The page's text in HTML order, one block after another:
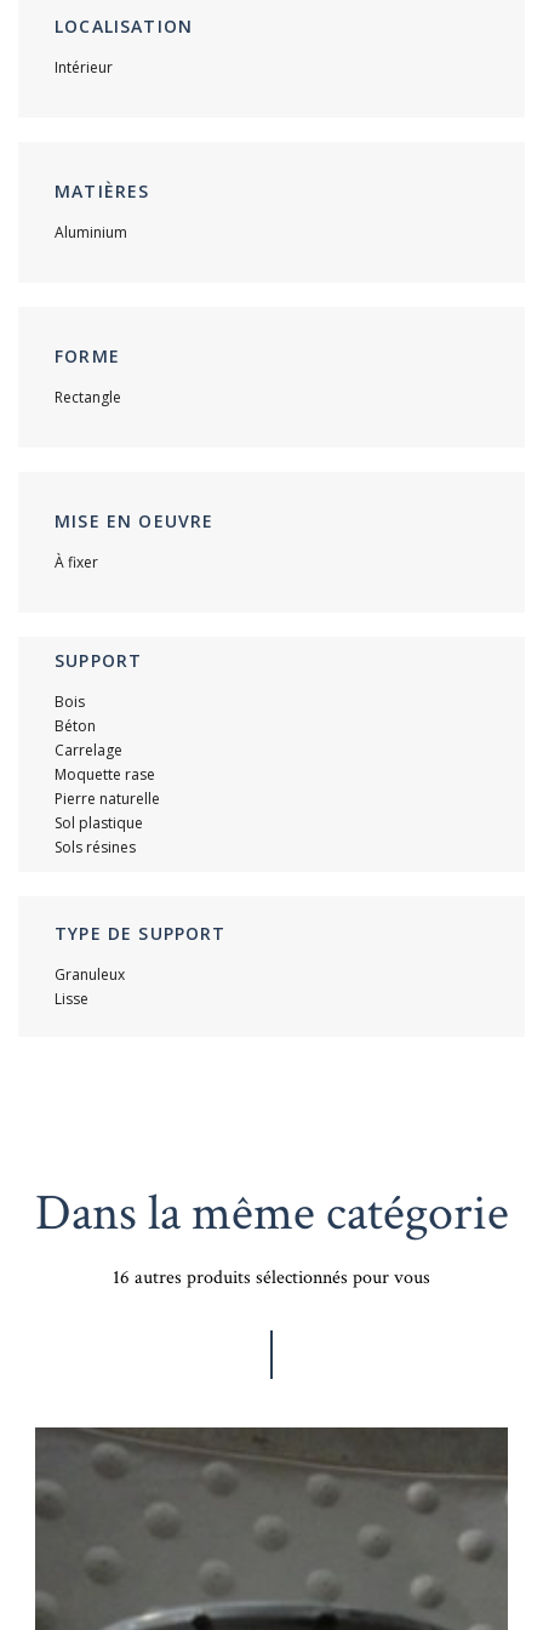
LOCALISATION
Intérieur
MATIÈRES
Aluminium
FORME
Rectangle
MISE EN OEUVRE
À fixer
SUPPORT
Bois
Béton
Carrelage
Moquette rase
Pierre naturelle
Sol plastique
Sols résines
TYPE DE SUPPORT
Granuleux
Lisse
Dans la même catégorie
16 autres produits sélectionnés pour vous